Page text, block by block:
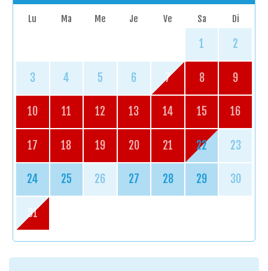
Lu Ma Me Je Ve Sa Di
1 2
3 4 5 6 7 8 9
10 11 12 13 14 15 16
17 18 19 20 21 22 23
24 25 26 27 28 29 30
31